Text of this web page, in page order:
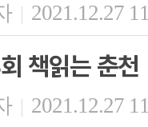
| 2021.12.27
책읽는 춘천
| 2021.12.27